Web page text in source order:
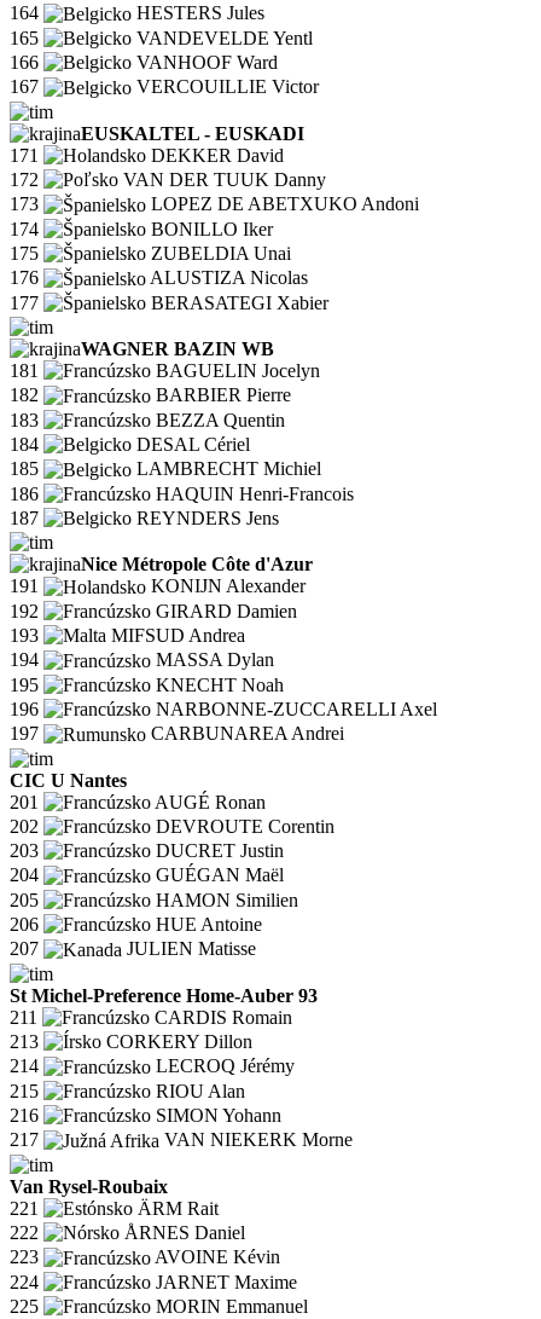
164
HESTERS Jules
165
VANDEVELDE Yentl
166
VANHOOF Ward
167
VERCOUILLIE Victor
EUSKALTEL - EUSKADI
171
DEKKER David
172
VAN DER TUUK Danny
173
LOPEZ DE ABETXUKO Andoni
174
BONILLO Iker
175
ZUBELDIA Unai
176
ALUSTIZA Nicolas
177
BERASATEGI Xabier
WAGNER BAZIN WB
181
BAGUELIN Jocelyn
182
BARBIER Pierre
183
BEZZA Quentin
184
DESAL Cériel
185
LAMBRECHT Michiel
186
HAQUIN Henri-Francois
187
REYNDERS Jens
Nice Métropole Côte d'Azur
191
KONIJN Alexander
192
GIRARD Damien
193
MIFSUD Andrea
194
MASSA Dylan
195
KNECHT Noah
196
NARBONNE-ZUCCARELLI Axel
197
CARBUNAREA Andrei
CIC U Nantes
201
AUGÉ Ronan
202
DEVROUTE Corentin
203
DUCRET Justin
204
GUÉGAN Maël
205
HAMON Similien
206
HUE Antoine
207
JULIEN Matisse
St Michel-Preference Home-Auber 93
211
CARDIS Romain
213
CORKERY Dillon
214
LECROQ Jérémy
215
RIOU Alan
216
SIMON Yohann
217
VAN NIEKERK Morne
Van Rysel-Roubaix
221
ÄRM Rait
222
ÅRNES Daniel
223
AVOINE Kévin
224
JARNET Maxime
225
MORIN Emmanuel